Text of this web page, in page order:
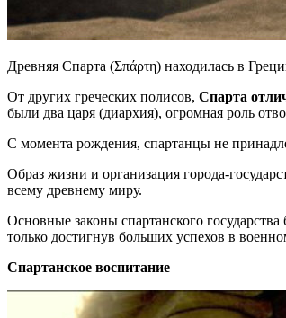
Древняя Спарта (Σπάρτη) находилась в
От других греческих полисов, Спарта
были два царя (диархия), огромная роль
С момента рождения, спартанцы не
Образ жизни и организация города-
всему древнему миру.
Основные законы спартанского
только достигнув больших успехов в
Спартанское воспитание